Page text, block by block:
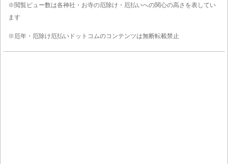
※閲覧ビュー数は各神社・お寺の厄除け・厄払いへの関心の高さを表してい
ます
※厄年・厄除け厄払いドットコムのコンテンツは無断転載禁止